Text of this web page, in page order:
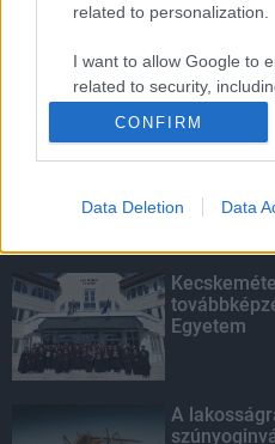
related to personalization.
I want to allow Google to
related to security,
CONFIRM
Data Deletion Data
KIEMELT
Egyetem
A